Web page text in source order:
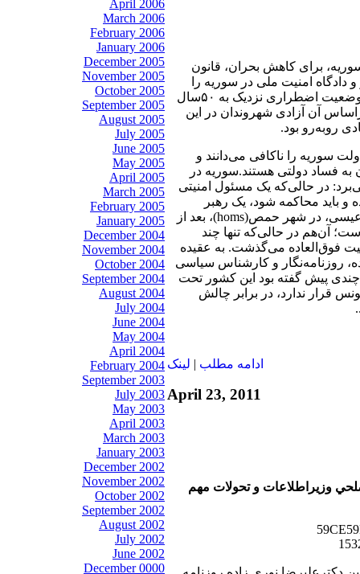
April 2006
March 2006
February 2006
January 2006
December 2005
November 2005
October 2005
September 2005
August 2005
July 2005
June 2005
May 2005
April 2005
March 2005
February 2005
January 2005
December 2004
November 2004
October 2004
September 2004
August 2004
July 2004
June 2004
May 2004
April 2004
February 2004
September 2003
July 2003
May 2003
April 2003
March 2003
January 2003
December 2002
November 2002
October 2002
September 2002
August 2002
July 2002
June 2002
December 0000
برای کاهش بحران، قانون
امنیت ملی در سوریه را
منحل کرده است. قانون وضعیت اضطراری نزدیک به ۵۰سال
آن آزادی شهروندان در این
روبه‌رو بود.
سوریه را ناکافی می‌دانند و
به فساد دولتی هستند.سوریه در
در حالی‌که یک مسئول امنیتی
و باید محاکمه شود، یک رهبر
اپوزیسیون به نام محمود عیسی، در شهر حمص(homs)، بعد از
آن‌هم در حالی‌که تنها چند
فوق‌العاده می‌گذشت. به عقیده
روزنامه‌نگار و کارشناس سیاسی
پیش گفته بود این کشور تحت
قرار ندارد، در برابر چالش
ادامه مطلب | لينک
April 23, 2011
وزيراطلاعات و تحولات مهم